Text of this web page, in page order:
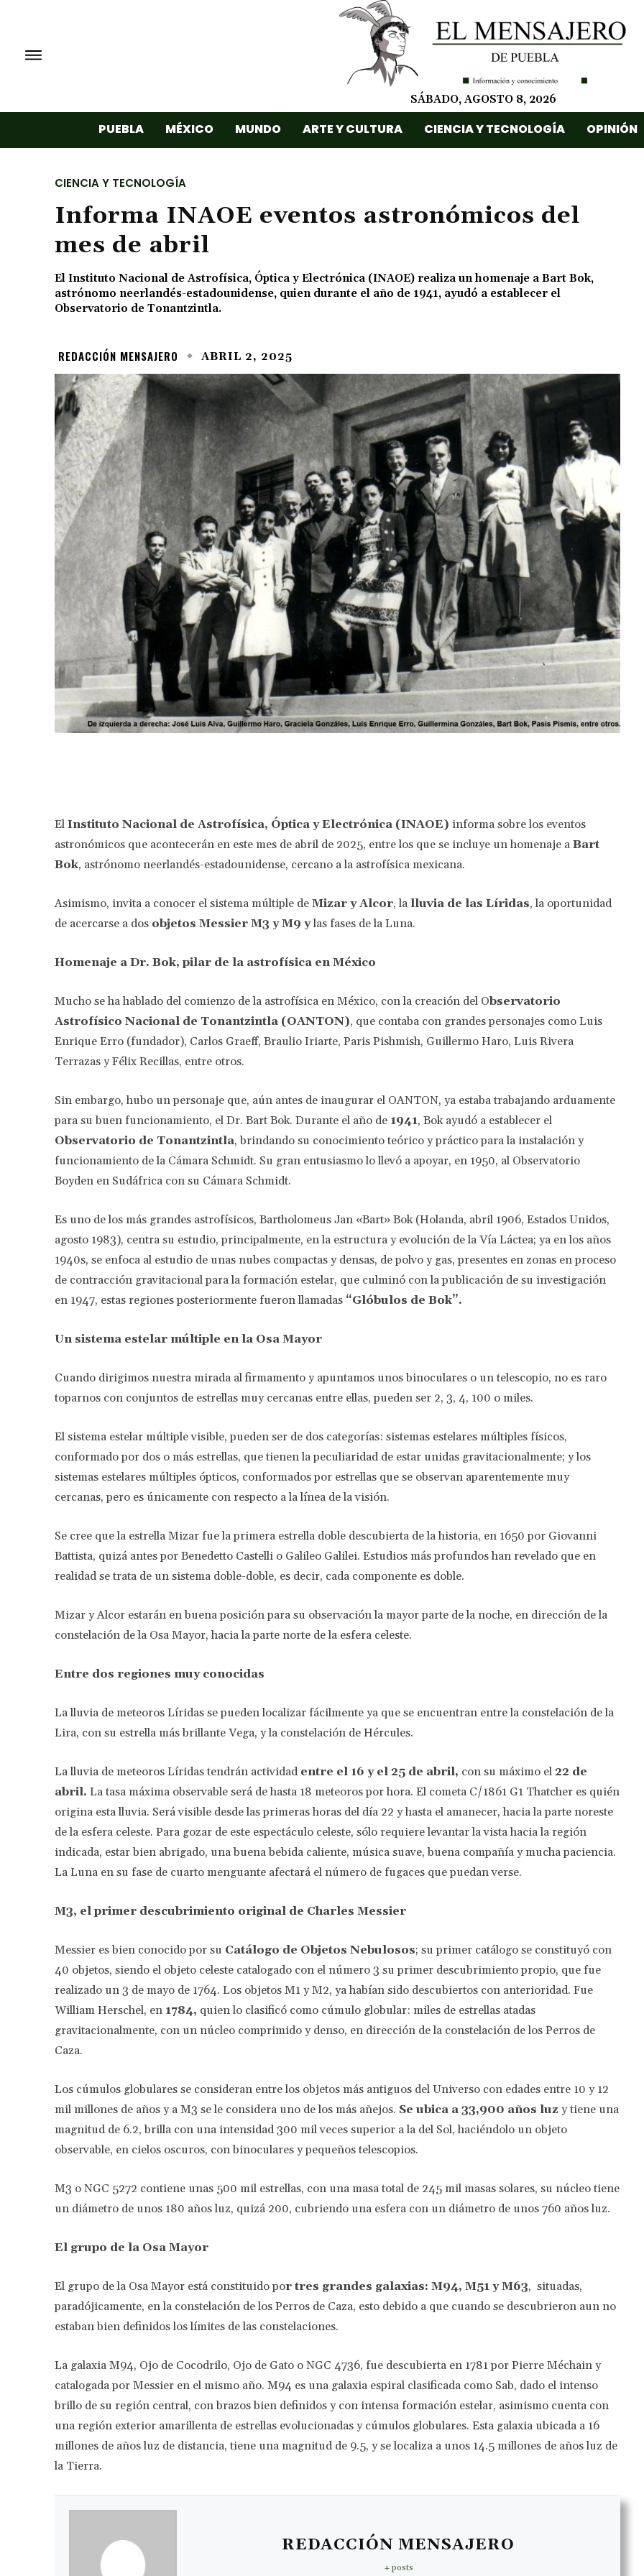
SÁBADO, AGOSTO 8, 2026
PUEBLA MÉXICO MUNDO ARTE Y CULTURA CIENCIA Y TECNOLOGÍA OPINIÓN
CIENCIA Y TECNOLOGÍA
Informa INAOE eventos astronómicos del
mes de abril
El Instituto Nacional de Astrofísica, Óptica y Electrónica (INAOE) realiza un homenaje a Bart Bok,
astrónomo neerlandés-estadounidense, quien durante el año de 1941, ayudó a establecer el
Observatorio de Tonantzintla.
REDACCIÓN MENSAJERO ABRIL 2, 2025
El Instituto Nacional de Astrofísica, Óptica y Electrónica (INAOE) informa sobre los eventos
astronómicos que acontecerán en este mes de abril de 2025, entre los que se incluye un homenaje a Bart
Bok, astrónomo neerlandés-estadounidense, cercano a la astrofísica mexicana.
Asimismo, invita a conocer el sistema múltiple de Mizar y Alcor, la lluvia de las Líridas, la oportunidad
de acercarse a dos objetos Messier M3 y M9 ylas fases de la Luna.
Homenaje a Dr. Bok, pilar de la astrofísica en México
Mucho se ha hablado del comienzo de la astrofísica en México, con la creación del Observatorio
Astrofísico Nacional de Tonantzintla (OANTON), que contaba con grandes personajes como Luis
Enrique Erro (fundador), Carlos Graeff, Braulio Iriarte, Paris Pishmish, Guillermo Haro, Luis Rivera
Terrazas y Félix Recillas, entre otros.
Sin embargo, hubo un personaje que, aún antes de inaugurar el OANTON, ya estaba trabajando arduamente
para su buen funcionamiento, el Dr. Bart Bok. Durante el año de 1941, Bok ayudó a establecer el
Observatorio de Tonantzintla, brindando su conocimiento teórico y práctico para la instalación y
funcionamiento de la Cámara Schmidt. Su gran entusiasmo lo llevó a apoyar, en 1950, al Observatorio
Boyden en Sudáfrica con su Cámara Schmidt.
Es uno de los más grandes astrofísicos, Bartholomeus Jan «Bart» Bok (Holanda, abril 1906, Estados Unidos,
agosto 1983), centra su estudio, principalmente, en la estructura y evolución de la Vía Láctea; ya en los años
1940s, se enfoca al estudio de unas nubes compactas y densas, de polvo y gas, presentes en zonas en proceso
de contracción gravitacional para la formación estelar, que culminó con la publicación de su investigación
en 1947, estas regiones posteriormente fueron llamadas “Glóbulos de Bok”.
Un sistema estelar múltiple en la Osa Mayor
Cuando dirigimos nuestra mirada al firmamento y apuntamos unos binoculares o un telescopio, no es raro
toparnos con conjuntos de estrellas muy cercanas entre ellas, pueden ser 2, 3, 4, 100 o miles.
El sistema estelar múltiple visible, pueden ser de dos categorías: sistemas estelares múltiples físicos,
conformado por dos o más estrellas, que tienen la peculiaridad de estar unidas gravitacionalmente; y los
sistemas estelares múltiples ópticos, conformados por estrellas que se observan aparentemente muy
cercanas, pero es únicamente con respecto a la línea de la visión.
Se cree que la estrella Mizar fue la primera estrella doble descubierta de la historia, en 1650 por Giovanni
Battista, quizá antes por Benedetto Castelli o Galileo Galilei. Estudios más profundos han revelado que en
realidad se trata de un sistema doble-doble, es decir, cada componente es doble.
Mizar y Alcor estarán en buena posición para su observación la mayor parte de la noche, en dirección de la
constelación de la Osa Mayor, hacia la parte norte de la esfera celeste.
Entre dos regiones muy conocidas
La lluvia de meteoros Líridas se pueden localizar fácilmente ya que se encuentran entre la constelación de la
Lira, con su estrella más brillante Vega, y la constelación de Hércules.
La lluvia de meteoros Líridas tendrán actividad entre el 16 y el 25 de abril, con su máximo el 22 de
abril. La tasa máxima observable será de hasta 18 meteoros por hora. El cometa C/1861 G1 Thatcher es quién
origina esta lluvia. Será visible desde las primeras horas del día 22 y hasta el amanecer, hacia la parte noreste
de la esfera celeste. Para gozar de este espectáculo celeste, sólo requiere levantar la vista hacia la región
indicada, estar bien abrigado, una buena bebida caliente, música suave, buena compañía y mucha paciencia.
La Luna en su fase de cuarto menguante afectará el número de fugaces que puedan verse.
M3, el primer descubrimiento original de Charles Messier
Messier es bien conocido por su Catálogo de Objetos Nebulosos; su primer catálogo se constituyó con
40 objetos, siendo el objeto celeste catalogado con el número 3 su primer descubrimiento propio, que fue
realizado un 3 de mayo de 1764. Los objetos M1 y M2, ya habían sido descubiertos con anterioridad. Fue
William Herschel, en 1784, quien lo clasificó como cúmulo globular: miles de estrellas atadas
gravitacionalmente, con un núcleo comprimido y denso, en dirección de la constelación de los Perros de
Caza.
Los cúmulos globulares se consideran entre los objetos más antiguos del Universo con edades entre 10 y 12
mil millones de años y a M3 se le considera uno de los más añejos. Se ubica a 33,900 años luz y tiene una
magnitud de 6.2, brilla con una intensidad 300 mil veces superior a la del Sol, haciéndolo un objeto
observable, en cielos oscuros, con binoculares y pequeños telescopios.
M3 o NGC 5272 contiene unas 500 mil estrellas, con una masa total de 245 mil masas solares, su núcleo tiene
un diámetro de unos 180 años luz, quizá 200, cubriendo una esfera con un diámetro de unos 760 años luz.
El grupo de la Osa Mayor
El grupo de la Osa Mayor está constituido por tres grandes galaxias: M94, M51 y M63, situadas,
paradójicamente, en la constelación de los Perros de Caza, esto debido a que cuando se descubrieron aun no
estaban bien definidos los límites de las constelaciones.
La galaxia M94, Ojo de Cocodrilo, Ojo de Gato o NGC 4736, fue descubierta en 1781 por Pierre Méchain y
catalogada por Messier en el mismo año. M94 es una galaxia espiral clasificada como Sab, dado el intenso
brillo de su región central, con brazos bien definidos y con intensa formación estelar, asimismo cuenta con
una región exterior amarillenta de estrellas evolucionadas y cúmulos globulares. Esta galaxia ubicada a 16
millones de años luz de distancia, tiene una magnitud de 9.5, y se localiza a unos 14.5 millones de años luz de
la Tierra.
REDACCIÓN MENSAJERO
+ posts